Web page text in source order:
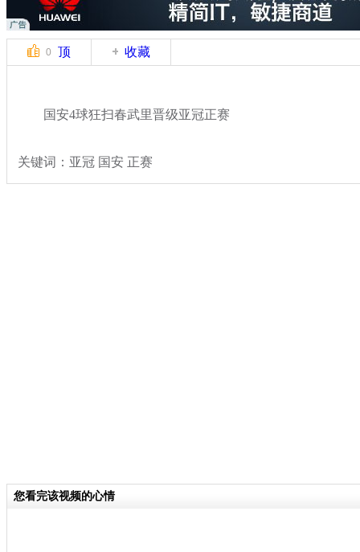
0 顶 收藏
国安4球狂扫春武里晋级亚冠正赛
关键词：亚冠 国安 正赛
您看完该视频的心情